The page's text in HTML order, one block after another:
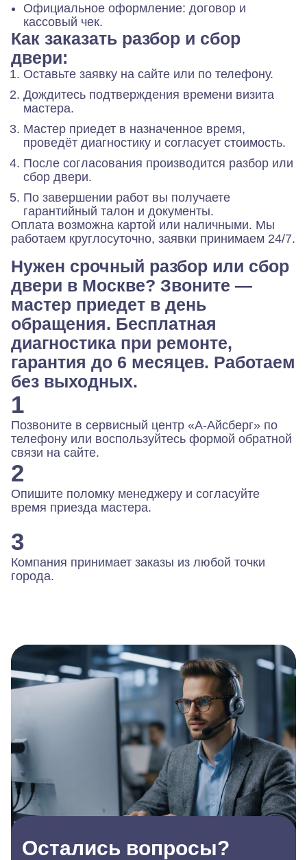
Официальное оформление: договор и
кассовый чек.
Как заказать разбор и сбор
двери:
Оставьте заявку на сайте или по телефону.
Дождитесь подтверждения времени визита
мастера.
Мастер приедет в назначенное время,
проведёт диагностику и согласует стоимость.
После согласования производится разбор или
сбор двери.
По завершении работ вы получаете
гарантийный талон и документы.
Оплата возможна картой или наличными. Мы
работаем круглосуточно, заявки принимаем 24/7.
Нужен срочный разбор или сбор
двери в Москве? Звоните —
мастер приедет в день
обращения. Бесплатная
диагностика при ремонте,
гарантия до 6 месяцев. Работаем
без выходных.
1
Позвоните в сервисный центр «А-Айсберг» по
телефону или воспользуйтесь формой обратной
связи на сайте.
2
Опишите поломку менеджеру и согласуйте
время приезда мастера.
3
Компания принимает заказы из любой точки
города.
Остались вопросы?